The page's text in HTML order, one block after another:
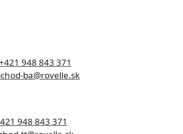
948 843 371
ba@rovelle.sk
948 843 371